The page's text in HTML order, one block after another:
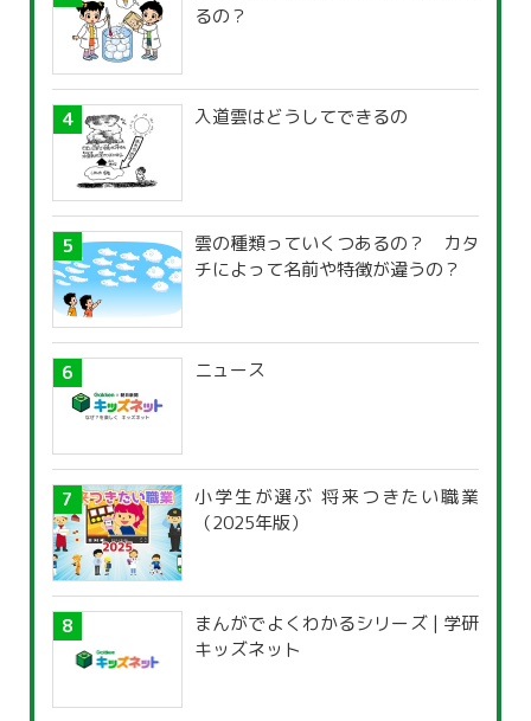
るの？
入道雲はどうしてできるの
雲の種類っていくつあるの？ カタ
チによって名前や特徴が違うの？
ニュース
小学生が選ぶ 将来つきたい職業
（2025年版）
まんがでよくわかるシリーズ | 学研
キッズネット